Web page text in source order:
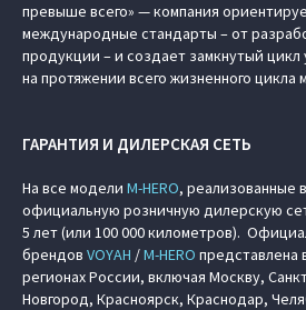
превыше всего» — компания
международные стандарты – от
продукции – и создает замкнутый цикл
на протяжении всего жизненного цикла
ГАРАНТИЯ И ДИЛЕРСКАЯ СЕТЬ
На все модели M‑HERO, реализованные
официальную розничную дилерскую
5 лет (или 100 000 километров).
брендов VOYAH /M‑HERO представлена
регионах России, включая Москву,
Новгород, Красноярск, Краснодар,